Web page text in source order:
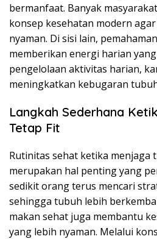
bermanfaat. Banyak
konsep kesehatan modern
nyaman. Di sisi lain,
memberikan energi harian
pengelolaan aktivitas harian,
meningkatkan kebugaran
Langkah Sederhana
Tetap Fit
Rutinitas sehat ketika menjaga
merupakan hal penting yang
sedikit orang terus mencari
sehingga tubuh lebih
makan sehat juga membantu
yang lebih nyaman. Melalui